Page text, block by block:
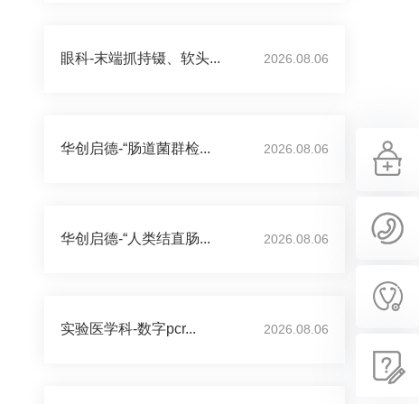
眼科-末端抓持镊、软头... 2026.08.06
华创启德-“肠道菌群检... 2026.08.06
华创启德-“人类结直肠... 2026.08.06
实验医学科-数字pcr... 2026.08.06